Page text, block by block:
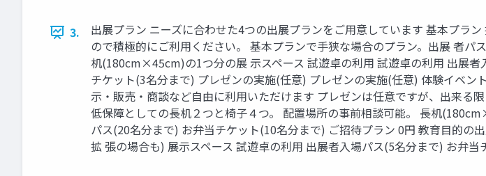
3.
出展プラン ニーズに合わせた4つの出展プランをご⽤意しています 基本プラ
ので積極的にご利⽤ください。 基本プランで⼿狭な場合のプラン。出展 者
机(180cm×45cm)の1つ分の展 ⽰スペース 試遊卓の利⽤ 試遊卓の利⽤ 出展
チケット(3名分まで) プレゼンの実施(任意) プレゼンの実施(任意) 体験イベ
⽰‧販売‧商談など⾃由に利⽤いただけます プレゼンは任意ですが、出来る
低保障としての⻑机２つと椅⼦４つ。 配置場所の事前相談可能。 ⻑机
パス(20名分まで) お弁当チケット(10名分まで) ご招待プラン 0円 教育⽬的の
拡 張の場合も) 展⽰スペース 試遊卓の利⽤ 出展者⼊場パス(5名分まで) お弁